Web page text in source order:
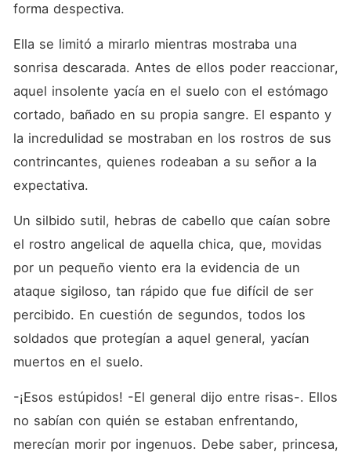
forma despectiva.
Ella se limitó a mirarlo mientras mostraba una
sonrisa descarada. Antes de ellos poder reaccionar,
aquel insolente yacía en el suelo con el estómago
cortado, bañado en su propia sangre. El espanto y
la incredulidad se mostraban en los rostros de sus
contrincantes, quienes rodeaban a su señor a la
expectativa.
Un silbido sutil, hebras de cabello que caían sobre
el rostro angelical de aquella chica, que, movidas
por un pequeño viento era la evidencia de un
ataque sigiloso, tan rápido que fue difícil de ser
percibido. En cuestión de segundos, todos los
soldados que protegían a aquel general, yacían
muertos en el suelo.
-¡Esos estúpidos! -El general dijo entre risas-. Ellos
no sabían con quién se estaban enfrentando,
merecían morir por ingenuos. Debe saber, princesa,